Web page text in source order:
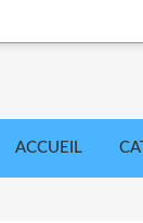
ACCUEIL